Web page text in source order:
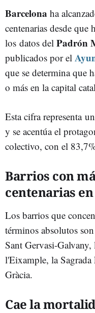
Barcelona ha
centenarias desde
los datos del Padrón
publicados por el
que se determina que
o más en la capital
Esta cifra representa
y se acentúa el
colectivo, con el
Barrios con
centenarias
Los barrios que
términos absolutos
Sant Gervasi-
l'Eixample, la
Gràcia.
Cae la